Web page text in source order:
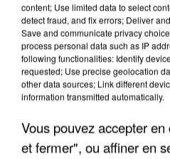
"JE SUIS À
ENFOIRÉS"
"ON A
content; Use limited data to select
detect fraud, and fix errors; Deliver
Save and communicate privacy
process personal data such as IP
following functionalities: Identify
requested; Use precise geolocation
other data sources; Link different
information transmitted automatically.
Vous pouvez accepter
et fermer", ou affiner en